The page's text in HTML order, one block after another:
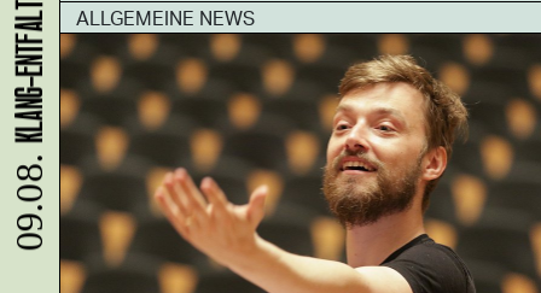
ALLGEMEINE NEWS
09.08.